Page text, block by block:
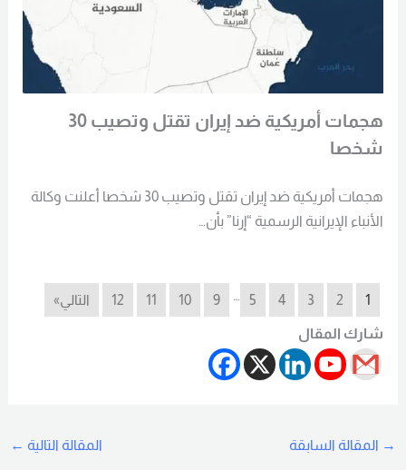
هجمات أمريكية ضد إيران تقتل وتصيب 30
شخصا
هجمات أمريكية ضد إيران تقتل وتصيب 30 شخصا أعلنت وكالة
الأنباء الإيرانية الرسمية “إرنا” بأن…
1
2
3
4
5
…
9
10
11
12 التالي»
شارك المقال
→المقالة السابقة المقالة التالية ←